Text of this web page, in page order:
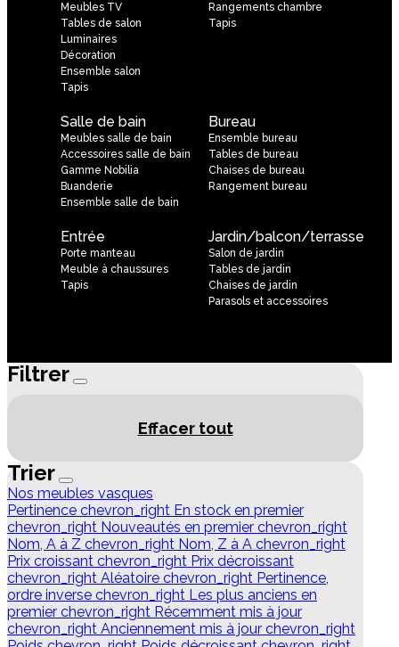
Meubles TV
Tables de salon
Luminaires
Décoration
Ensemble salon
Tapis
Rangements chambre
Tapis
Salle de bain
Meubles salle de bain
Accessoires salle de bain
Gamme Nobilia
Buanderie
Ensemble salle de bain
Bureau
Ensemble bureau
Tables de bureau
Chaises de bureau
Rangement bureau
Entrée
Porte manteau
Meuble à chaussures
Tapis
Jardin/balcon/terrasse
Salon de jardin
Tables de jardin
Chaises de jardin
Parasols et accessoires
Filtrer
Effacer tout
Trier
Nos meubles vasques
Pertinence chevron_right En stock en premier
chevron_right Nouveautés en premier chevron_right
Nom, A à Z chevron_right Nom, Z à A chevron_right
Prix croissant chevron_right Prix décroissant
chevron_right Aléatoire chevron_right Pertinence,
ordre inverse chevron_right Les plus anciens en
premier chevron_right Récemment mis à jour
chevron_right Anciennement mis à jour chevron_right